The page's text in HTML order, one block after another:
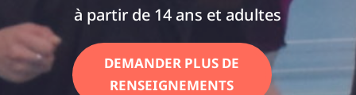
à partir de 14 ans et adultes
DEMANDER PLUS DE
RENSEIGNEMENTS